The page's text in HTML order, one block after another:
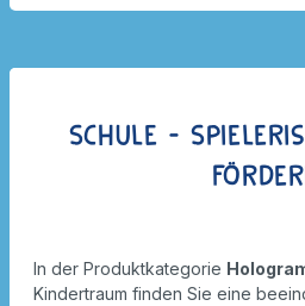
Schule -
In der Produktkategorie
Kindertraum finden Sie eine